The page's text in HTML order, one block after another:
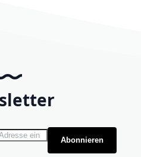
Newsletter an:
Abonnieren